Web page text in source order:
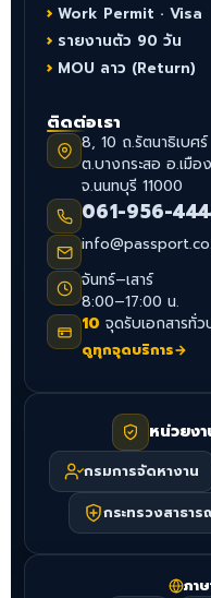
Work Permit · Visa
รายงานตัว 90 วัน
MOU ลาว (Return)
ติดต่อเรา
8, 10 ถ.รัตนาธิเบศร์
ต.บางกระสอ อ.เมือง
จ.นนทบุรี 11000
061-956-
จันทร์–เสาร์
8:00–17:00 น.
10 จุดรับเอกสารทั่ว
ดูทุกจุดบริการ→
หน่วยง
กรมการจัดหางาน
กระทรวงสาธา
ภา